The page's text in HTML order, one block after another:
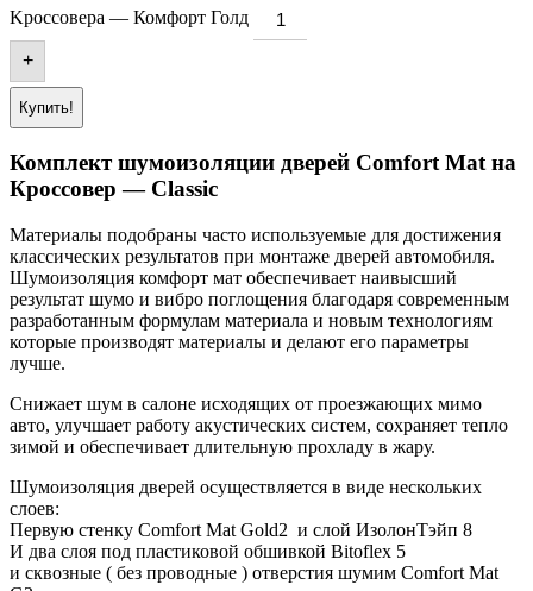
Kроссовера — Комфорт Голд
+
Купить!
Комплект шумоизоляции дверей Comfort Mat на
Кроссовер — Classic
Материалы подобраны часто используемые для достижения
классических результатов при монтаже дверей автомобиля.
Шумоизоляция комфорт мат обеспечивает наивысший
результат шумо и вибро поглощения благодаря современным
разработанным формулам материала и новым технологиям
которые производят материалы и делают его параметры
лучше.
Снижает шум в салоне исходящих от проезжающих мимо
авто, улучшает работу акустических систем, сохраняет тепло
зимой и обеспечивает длительную прохладу в жару.
Шумоизоляция дверей осуществляется в виде нескольких
слоев:
Первую стенку Comfort Mat Gold2 и слой ИзолонТэйп 8
И два слоя под пластиковой обшивкой Bitoflex 5
и сквозные ( без проводные ) отверстия шумим Comfort Mat